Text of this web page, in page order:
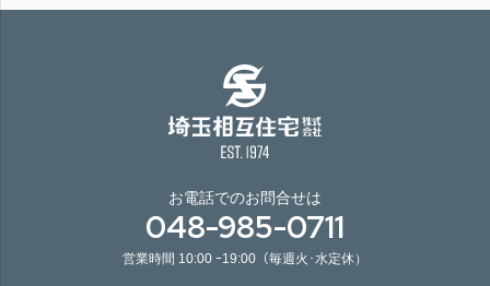
お電話でのお問合せは
048-985-0711
営業時間 10:00 ｰ19:00（毎週火･水定休）